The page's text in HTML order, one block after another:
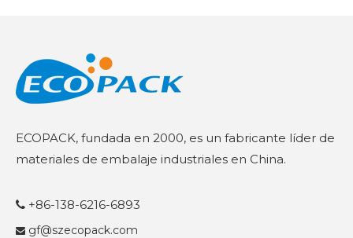
ECOPACK, fundada en 2000, es un fabricante líder de
materiales de embalaje industriales en China.
 +86-138-6216-6893
 gf@szecopack.com